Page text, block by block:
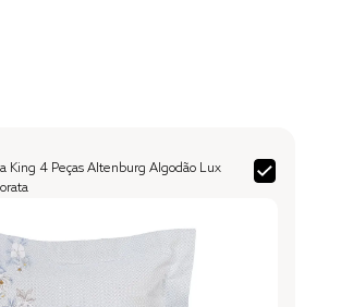
King 4 Peças Altenburg Algodão Lux